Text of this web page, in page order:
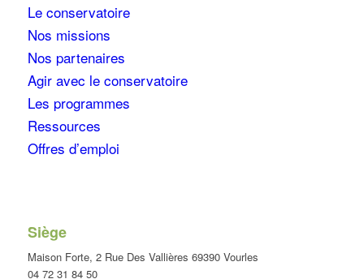
Le conservatoire
Nos missions
Nos partenaires
Agir avec le conservatoire
Les programmes
Ressources
Offres d’emploi
Siège
Maison Forte, 2 Rue Des Vallières 69390 Vourles
04 72 31 84 50